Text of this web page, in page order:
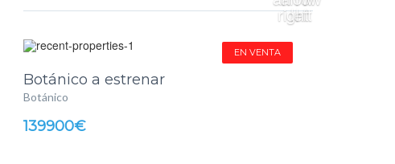
EN VENTA
Botánico a estrenar
Botánico
139900€